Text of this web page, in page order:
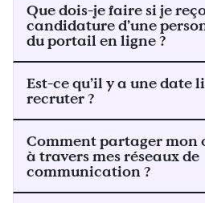
Que dois-je faire si je
candidature d’une
du portail en ligne ?
Est-ce qu’il y a une date
recruter ?
Comment partager mon
à travers mes réseaux de
communication ?